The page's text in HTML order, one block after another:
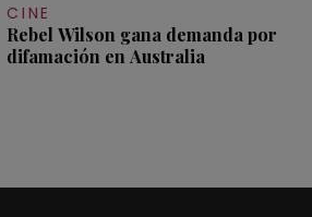
CINE
Rebel Wilson gana demanda por
difamación en Australia